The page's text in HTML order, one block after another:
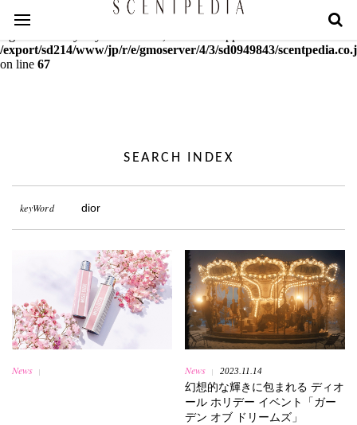
Warning
: mcrypt_decrypt(): Key of size 18 not supported by this
/export/sd214/www/jp/r/e/gmoserver/4/3/sd0949843/
on line 67
SEARCH INDEX
keyWord dior
News News 2023.11.14
幻想的な輝きに包まれる ディオ
ール ホリデー イベント「ガー
デン オブ ドリームズ」